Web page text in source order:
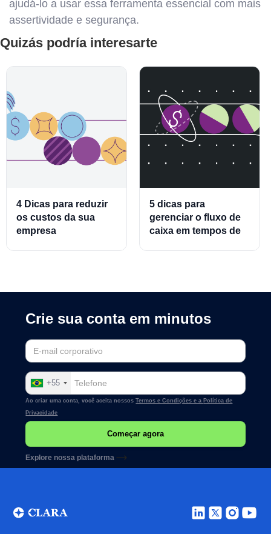
ajudá-lo a usar essa ferramenta essencial com mais
assertividade e segurança.
Quizás podría interesarte
4 Dicas para reduzir
os custos da sua
empresa
5 dicas para
gerenciar o fluxo de
caixa em tempos de
Crie sua conta em minutos
+55
Ao criar uma conta, você aceita nossosTermos e Condições e a Política de
Privacidade
Explore nossa plataforma